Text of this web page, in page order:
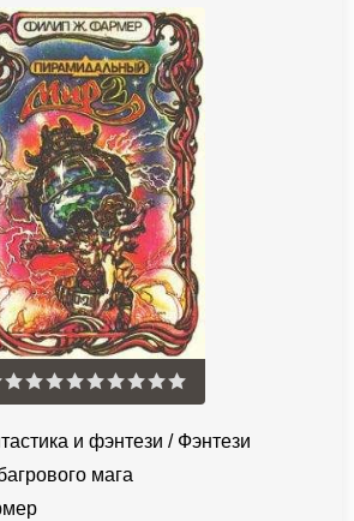
и фэнтези / Фэнтези
мага